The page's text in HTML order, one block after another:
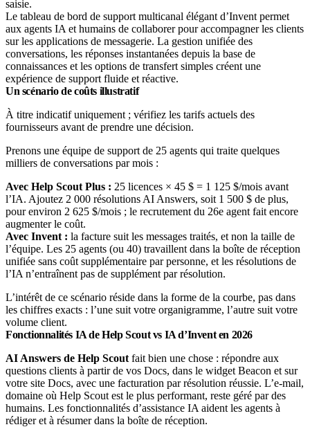
Le tableau de bord de support multicanal élégant d’Invent permet
aux agents IA et humains de collaborer pour accompagner les clients
sur les applications de messagerie. La gestion unifiée des
conversations, les réponses instantanées depuis la base de
connaissances et les options de transfert simples créent une
expérience de support fluide et réactive.
Un scénario de coûts illustratif
À titre indicatif uniquement ; vérifiez les tarifs actuels des
fournisseurs avant de prendre une décision.
Prenons une équipe de support de 25 agents qui traite quelques
milliers de conversations par mois :
Avec Help Scout Plus : 25 licences × 45 $ = 1 125 $/mois avant
l’IA. Ajoutez 2 000 résolutions AI Answers, soit 1 500 $ de plus,
pour environ 2 625 $/mois ; le recrutement du 26e agent fait encore
augmenter le coût.
Avec Invent : la facture suit les messages traités, et non la taille de
l’équipe. Les 25 agents (ou 40) travaillent dans la boîte de réception
unifiée sans coût supplémentaire par personne, et les résolutions de
l’IA n’entraînent pas de supplément par résolution.
L’intérêt de ce scénario réside dans la forme de la courbe, pas dans
les chiffres exacts : l’une suit votre organigramme, l’autre suit votre
volume client.
Fonctionnalités IA de Help Scout vs IA d’Invent en 2026
AI Answers de Help Scout fait bien une chose : répondre aux
questions clients à partir de vos Docs, dans le widget Beacon et sur
votre site Docs, avec une facturation par résolution réussie. L’e-mail,
domaine où Help Scout est le plus performant, reste géré par des
humains. Les fonctionnalités d’assistance IA aident les agents à
rédiger et à résumer dans la boîte de réception.